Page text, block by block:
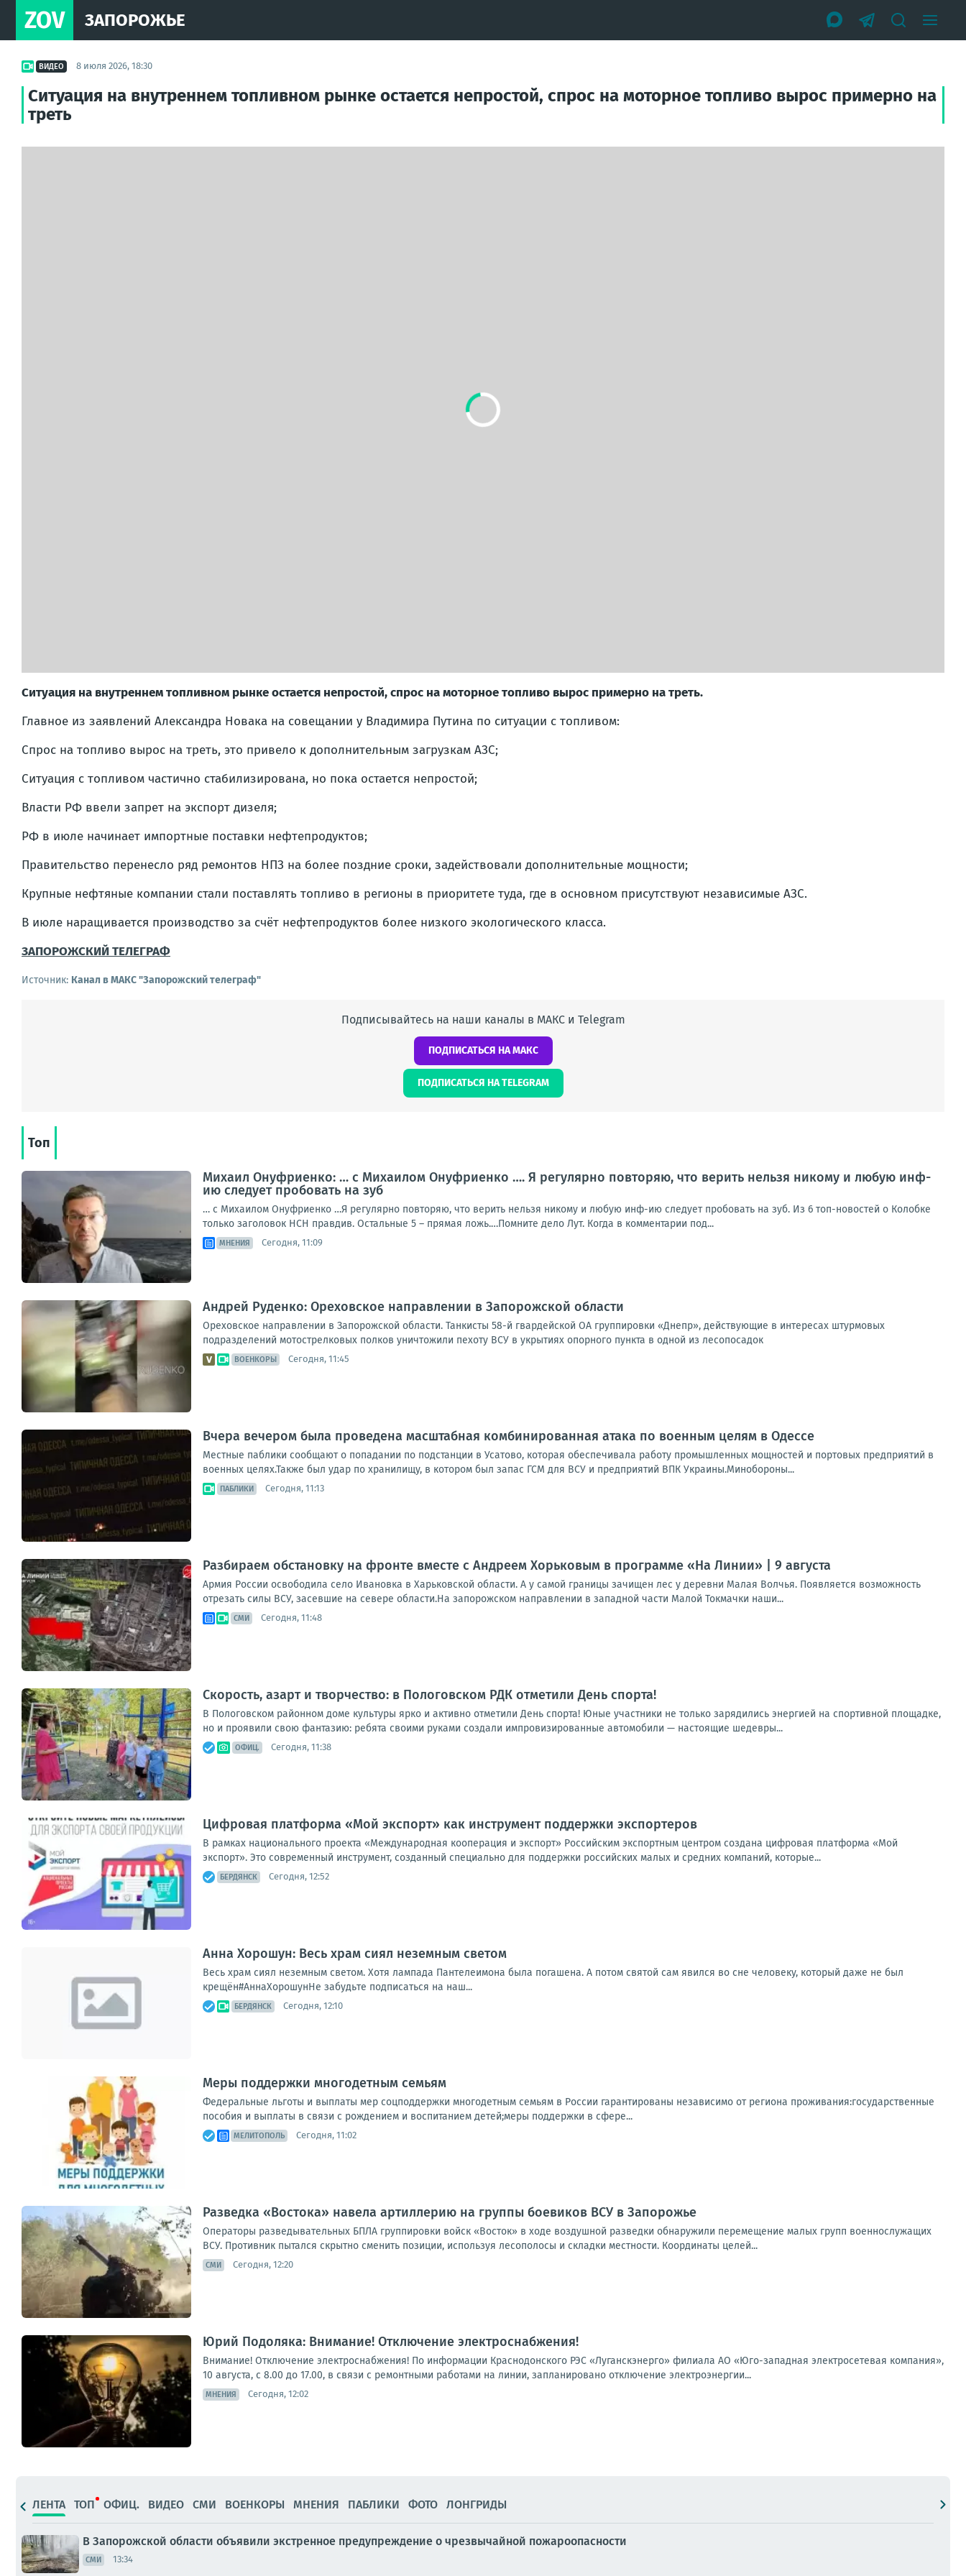
ZOV ЗАПОРОЖЬЕ
ВИДЕО 8 июля 2026, 18:30
Ситуация на внутреннем топливном рынке остается непростой, спрос на моторное топливо вырос примерно на
треть
Ситуация на внутреннем топливном рынке остается непростой, спрос на моторное топливо вырос примерно на треть.
Главное из заявлений Александра Новака на совещании у Владимира Путина по ситуации с топливом:
Спрос на топливо вырос на треть, это привело к дополнительным загрузкам АЗС;
Ситуация с топливом частично стабилизирована, но пока остается непростой;
Власти РФ ввели запрет на экспорт дизеля;
РФ в июле начинает импортные поставки нефтепродуктов;
Правительство перенесло ряд ремонтов НПЗ на более поздние сроки, задействовали дополнительные мощности;
Крупные нефтяные компании стали поставлять топливо в регионы в приоритете туда, где в основном присутствуют независимые АЗС.
В июле наращивается производство за счёт нефтепродуктов более низкого экологического класса.
ЗАПОРОЖСКИЙ ТЕЛЕГРАФ
Источник: Канал в МАКС "Запорожский телеграф"
Подписывайтесь на наши каналы в МАКС и Telegram
ПОДПИСАТЬСЯ НА МАКС
ПОДПИСАТЬСЯ НА TELEGRAM
Топ
Михаил Онуфриенко: … с Михаилом Онуфриенко …. Я регулярно повторяю, что верить нельзя никому и любую инф-
ию следует пробовать на зуб
… с Михаилом Онуфриенко …Я регулярно повторяю, что верить нельзя никому и любую инф-ию следует пробовать на зуб. Из 6 топ-новостей о Колобке
только заголовок НСН правдив. Остальные 5 – прямая ложь.…Помните дело Лут. Когда в комментарии под...
МНЕНИЯ Сегодня, 11:09
Андрей Руденко: Ореховское направлении в Запорожской области
Ореховское направлении в Запорожской области. Танкисты 58-й гвардейской ОА группировки «Днепр», действующие в интересах штурмовых
подразделений мотострелковых полков уничтожили пехоту ВСУ в укрытиях опорного пункта в одной из лесопосадок
ВОЕНКОРЫ Сегодня, 11:45
Вчера вечером была проведена масштабная комбинированная атака по военным целям в Одессе
Местные паблики сообщают о попадании по подстанции в Усатово, которая обеспечивала работу промышленных мощностей и портовых предприятий в
военных целях.Также был удар по хранилищу, в котором был запас ГСМ для ВСУ и предприятий ВПК Украины.Минобороны...
ПАБЛИКИ Сегодня, 11:13
Разбираем обстановку на фронте вместе с Андреем Хорьковым в программе «На Линии» | 9 августа
Армия России освободила село Ивановка в Харьковской области. А у самой границы зачищен лес у деревни Малая Волчья. Появляется возможность
отрезать силы ВСУ, засевшие на севере области.На запорожском направлении в западной части Малой Токмачки наши...
СМИ Сегодня, 11:48
Скорость, азарт и творчество: в Пологовском РДК отметили День спорта!
В Пологовском районном доме культуры ярко и активно отметили День спорта! Юные участники не только зарядились энергией на спортивной площадке,
но и проявили свою фантазию: ребята своими руками создали импровизированные автомобили — настоящие шедевры...
ОФИЦ. Сегодня, 11:38
Цифровая платформа «Мой экспорт» как инструмент поддержки экспортеров
В рамках национального проекта «Международная кооперация и экспорт» Российским экспортным центром создана цифровая платформа «Мой
экспорт». Это современный инструмент, созданный специально для поддержки российских малых и средних компаний, которые...
БЕРДЯНСК Сегодня, 12:52
Анна Хорошун: Весь храм сиял неземным светом
Весь храм сиял неземным светом. Хотя лампада Пантелеимона была погашена. А потом святой сам явился во сне человеку, который даже не был
крещён#АннаХорошунНе забудьте подписаться на наш...
БЕРДЯНСК Сегодня, 12:10
Меры поддержки многодетным семьям
Федеральные льготы и выплаты мер соцподдержки многодетным семьям в России гарантированы независимо от региона проживания:государственные
пособия и выплаты в связи с рождением и воспитанием детей;меры поддержки в сфере...
МЕЛИТОПОЛЬ Сегодня, 11:02
Разведка «Востока» навела артиллерию на группы боевиков ВСУ в Запорожье
Операторы разведывательных БПЛА группировки войск «Восток» в ходе воздушной разведки обнаружили перемещение малых групп военнослужащих
ВСУ. Противник пытался скрытно сменить позиции, используя лесополосы и складки местности. Координаты целей...
СМИ Сегодня, 12:20
Юрий Подоляка: Внимание! Отключение электроснабжения!
Внимание! Отключение электроснабжения! По информации Краснодонского РЭС «Луганскэнерго» филиала АО «Юго-западная электросетевая компания»,
10 августа, с 8.00 до 17.00, в связи с ремонтными работами на линии, запланировано отключение электроэнергии...
МНЕНИЯ Сегодня, 12:02
ЛЕНТА ТОП ОФИЦ. ВИДЕО СМИ ВОЕНКОРЫ МНЕНИЯ ПАБЛИКИ ФОТО ЛОНГРИДЫ
В Запорожской области объявили экстренное предупреждение о чрезвычайной пожароопасности
СМИ 13:34